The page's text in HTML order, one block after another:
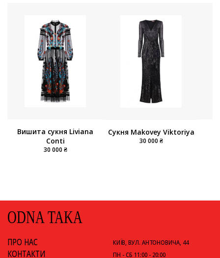
Вишита сукня Liviana
Conti
30 000 ₴
Сукня Makovey Viktoriya
30 000 ₴
ODNA TAKA
ПРО НАС
КОНТАКТИ
КИЇВ, ВУЛ. АНТОНОВИЧА, 44
ПН - СБ 11:00 - 20:00